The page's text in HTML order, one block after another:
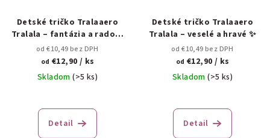
Detské tričko Tralaaero
Tralala – fantázia a radosť
pre deti 🎉👕
od €10,49 bez DPH
od €12,90 / ks
Skladom(>5 ks)
Detail
Detské tričko Tralaaero
Tralala – veselé a hravé ✨
od €10,49 bez DPH
od €12,90 / ks
Skladom(>5 ks)
Detail